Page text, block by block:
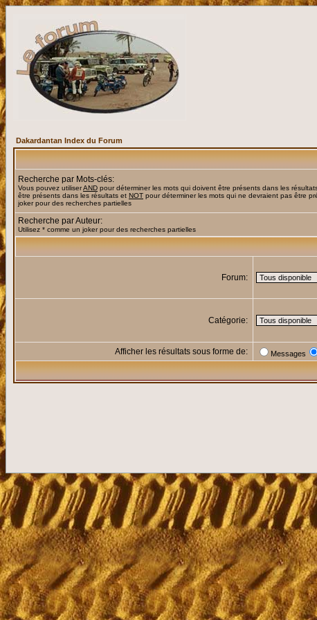
Dakardantan Index du Forum
Recherche par Mots-clés:
Vous pouvez utiliserAND pour déterminer les mots qui doivent être présents dans les
être présents dans les résultats et NOT pour déterminer les mots qui ne devraient pas être
joker pour des recherches partielles
Recherche par Auteur:
Utilisez * comme un joker pour des recherches partielles
Forum:
Catégorie:
Afficher les résultats sous forme de: Messages